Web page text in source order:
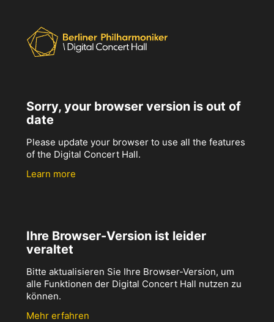
Sorry, your browser version is out of
date
Please update your browser to use all the features
of the Digital Concert Hall.
Learn more
Ihre Browser-Version ist leider
veraltet
Bitte aktualisieren Sie Ihre Browser-Version, um
alle Funktionen der Digital Concert Hall nutzen zu
können.
Mehr erfahren